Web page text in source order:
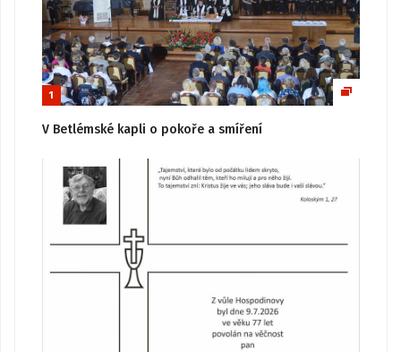
1
V Betlémské kapli o pokoře a smíření